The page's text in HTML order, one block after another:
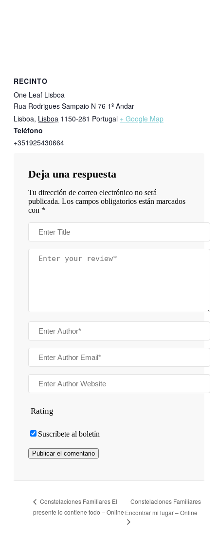
RECINTO
One Leaf Lisboa
Rua Rodrigues Sampaio N 76 1º Andar
Lisboa, Lisboa 1150-281 Portugal + Google Map
Teléfono
+351925430664
Deja una respuesta
Tu dirección de correo electrónico no será
publicada. Los campos obligatorios están marcados
con *
Rating
Suscríbete al boletín
Constelaciones Familiares El
presente lo contiene todo – Online
Constelaciones Familiares
Encontrar mi lugar – Online